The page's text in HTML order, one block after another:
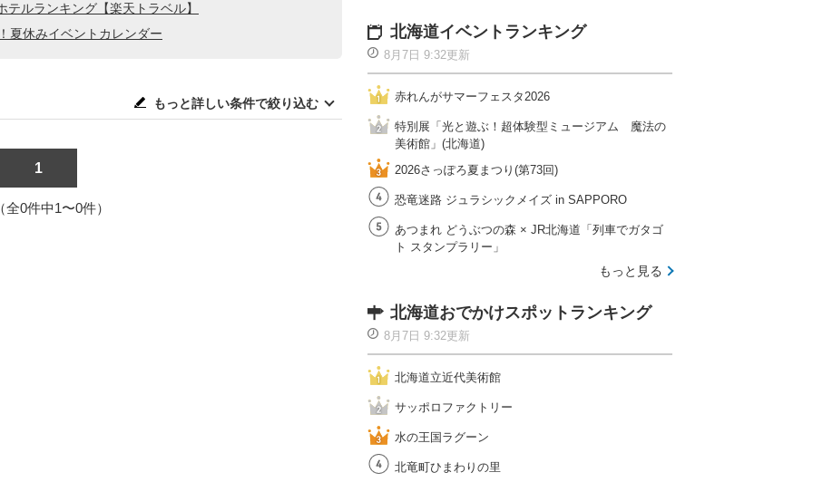
ルランキング【楽天トラベル】
夏休みイベントカレンダー
もっと詳しい条件で絞り込む
1
全0件中1〜0件）
北海道イベントランキング
8月7日 9:32更新
赤れんがサマーフェスタ2026
特別展「光と遊ぶ！超体験型ミュージアム 魔法の
美術館」(北海道)
2026さっぽろ夏まつり(第73回)
恐竜迷路 ジュラシックメイズ in SAPPORO
あつまれ どうぶつの森 × JR北海道「列車でガタゴ
ト スタンプラリー」
もっと見る
北海道おでかけスポットランキング
8月7日 9:32更新
北海道立近代美術館
サッポロファクトリー
水の王国ラグーン
北竜町ひまわりの里